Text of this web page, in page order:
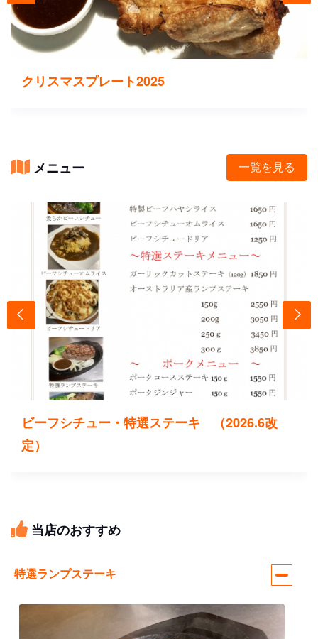
クリスマスプレート2025
メニュー 一覧を見る
ビーフシチュー・特選ステーキ （2026.6改
定）
当店のおすすめ
特選ランプステーキ